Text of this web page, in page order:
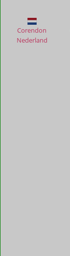
Beoordelingen
Corendon
Nederland